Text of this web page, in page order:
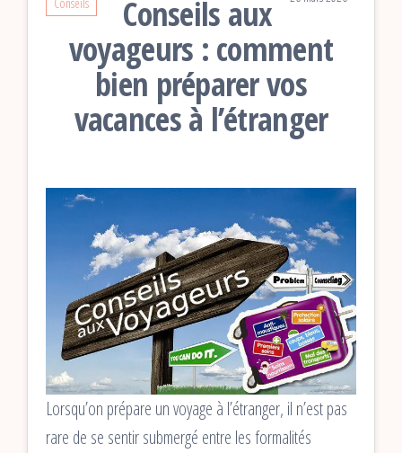
Conseils aux
voyageurs : comment
bien préparer vos
vacances à l’étranger
Lorsqu’on prépare un voyage à l’étranger, il n’est pas
rare de se sentir submergé entre les formalités